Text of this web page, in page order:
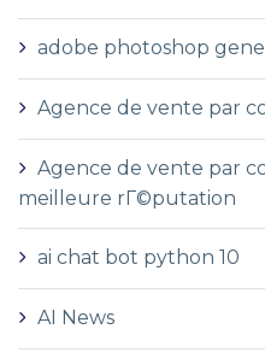
adobe photoshop
Agence de vente par
Agence de vente par
meilleure rГ©putation
ai chat bot python 10
AI News